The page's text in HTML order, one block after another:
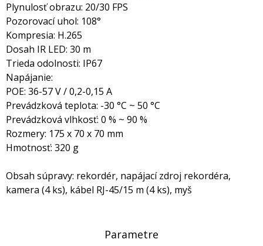
Plynulosť obrazu: 20/30 FPS
Pozorovací uhol: 108°
Kompresia: H.265
Dosah IR LED: 30 m
Trieda odolnosti: IP67
Napájanie:
POE: 36-57 V / 0,2-0,15 A
Prevádzková teplota: -30 °C ~ 50 °C
Prevádzková vlhkosť: 0 % ~ 90 %
Rozmery: 175 x 70 x 70 mm
Hmotnosť: 320 g
Obsah súpravy: rekordér, napájací zdroj rekordéra,
kamera (4 ks), kábel RJ-45/15 m (4 ks), myš
Parametre